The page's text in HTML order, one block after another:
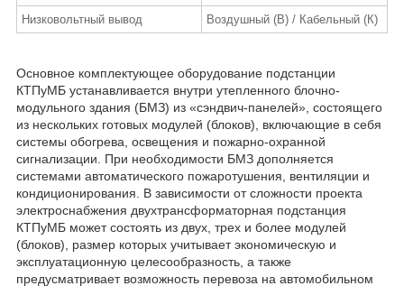
Низковольтный вывод
Воздушный (В) / Кабельный (К)
Основное комплектующее оборудование подстанции
КТПуМБ устанавливается внутри утепленного блочно-
модульного здания (БМЗ) из «сэндвич-панелей», состоящего
из нескольких готовых модулей (блоков), включающие в себя
системы обогрева, освещения и пожарно-охранной
сигнализации. При необходимости БМЗ дополняется
системами автоматического пожаротушения, вентиляции и
кондиционирования. В зависимости от сложности проекта
электроснабжения двухтрансформаторная подстанция
КТПуМБ может состоять из двух, трех и более модулей
(блоков), размер которых учитывает экономическую и
эксплуатационную целесообразность, а также
предусматривает возможность перевоза на автомобильном